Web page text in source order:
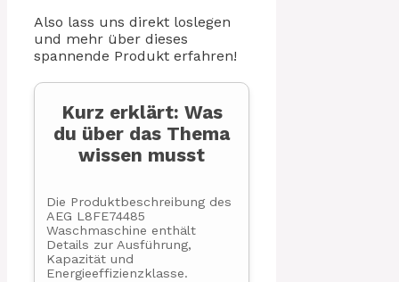
Also lass uns direkt loslegen
und mehr über dieses
spannende Produkt erfahren!
Kurz erklärt: Was
du über das Thema
wissen musst
Die Produktbeschreibung des
AEG L8FE74485
Waschmaschine enthält
Details zur Ausführung,
Kapazität und
Energieeffizienzklasse.